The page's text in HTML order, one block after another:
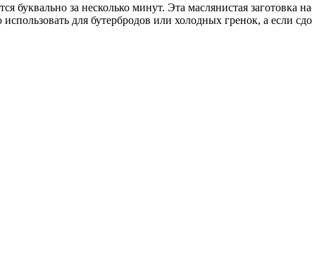
за несколько минут. Эта маслянистая заготовка
для бутербродов или холодных гренок, а если